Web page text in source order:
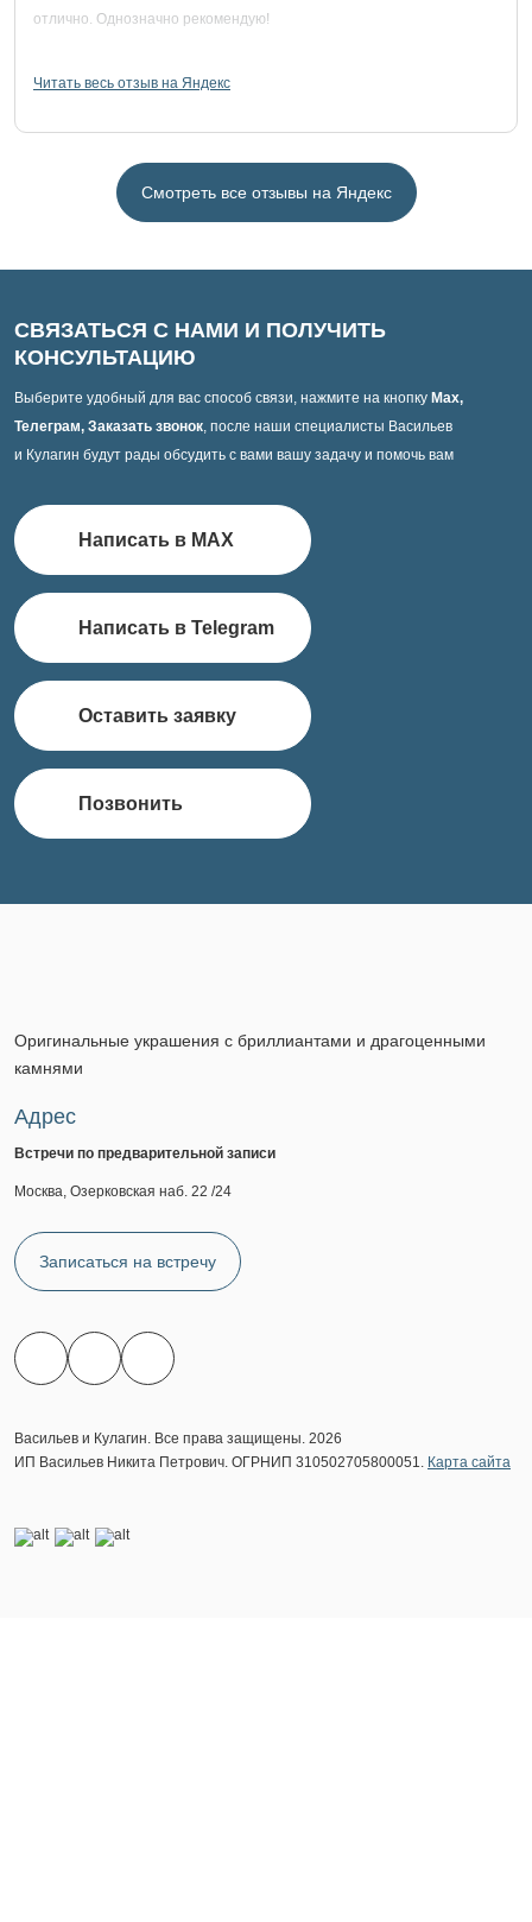
отлично. Однозначно рекомендую!
Читать весь отзыв на Яндекс
Смотреть все отзывы на Яндекс
СВЯЗАТЬСЯ С НАМИ И ПОЛУЧИТЬ
КОНСУЛЬТАЦИЮ
Выберите удобный для вас способ связи, нажмите на кнопку Max,
Телеграм, Заказать звонок, после наши специалисты Васильев
и Кулагин будут рады обсудить с вами вашу задачу и помочь вам
Написать в MAX
Написать в Telegram
Оставить заявку
Позвонить
Оригинальные украшения с бриллиантами и драгоценными
камнями
Адрес
Встречи по предварительной записи
Москва, Озерковская наб. 22 /24
Записаться на встречу
Васильев и Кулагин. Все права защищены. 2026
ИП Васильев Никита Петрович. ОГРНИП 310502705800051. Карта сайта